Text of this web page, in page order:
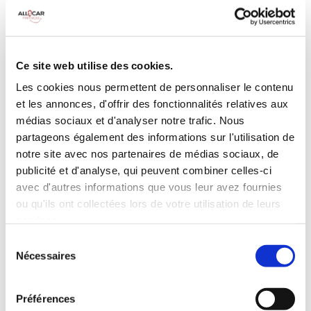
Ce site web utilise des cookies.
Les cookies nous permettent de personnaliser le contenu
et les annonces, d'offrir des fonctionnalités relatives aux
médias sociaux et d'analyser notre trafic. Nous
partageons également des informations sur l'utilisation de
notre site avec nos partenaires de médias sociaux, de
publicité et d'analyse, qui peuvent combiner celles-ci
avec d'autres informations que vous leur avez fournies
ou qu'ils ont collectées lors de votre utilisation de leurs
Nécessaires
Préférences
100 CV
INCLUS À LA LOCATION
Killométrage illimité
Assurance tous risques (hors franchise)
Carburant : plein à rendre plein
CONDITIONS DE LOCATION
Age minimum :20 ans
ASSURANCE